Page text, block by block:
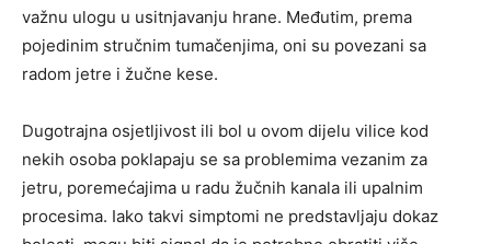
važnu ulogu u usitnjavanju hrane. Međutim, prema
pojedinim stručnim tumačenjima, oni su povezani sa
radom jetre i žučne kese.
Dugotrajna osjetljivost ili bol u ovom dijelu vilice kod
nekih osoba poklapaju se sa problemima vezanim za
jetru, poremećajima u radu žučnih kanala ili upalnim
procesima. Iako takvi simptomi ne predstavljaju dokaz